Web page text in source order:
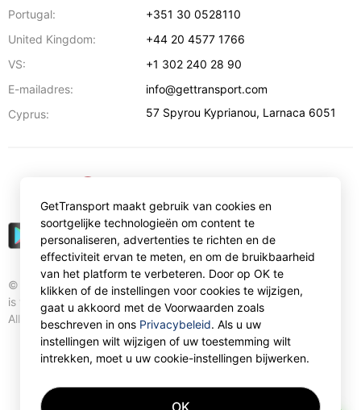
Portugal:
+351 30 0528110
United Kingdom:
+44 20 4577 1766
VS:
+1 302 240 28 90
E-mailadres:
info@gettransport.com
Cyprus:
57 Spyrou Kyprianou, Larnaca 6051
© Gettransport International Limited. GetTransport®
is trademark of Gettransport International Limited.
All rights reserved.
GetTransport maakt gebruik van cookies en
soortgelijke technologieën om content te
personaliseren, advertenties te richten en de
effectiviteit ervan te meten, en om de bruikbaarheid
van het platform te verbeteren. Door op OK te
klikken of de instellingen voor cookies te wijzigen,
gaat u akkoord met de Voorwaarden zoals
beschreven in ons Privacybeleid. Als u uw
instellingen wilt wijzigen of uw toestemming wilt
intrekken, moet u uw cookie-instellingen bijwerken.
OK